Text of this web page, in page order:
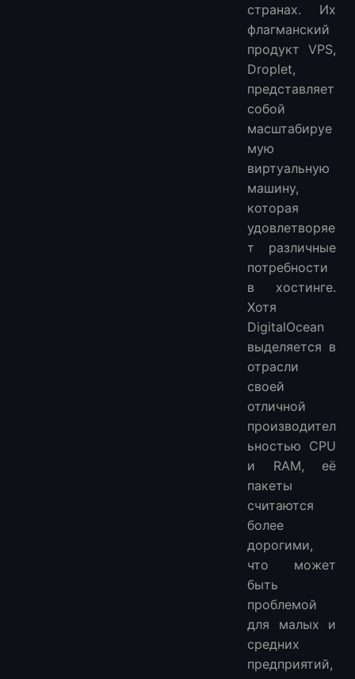
странах. Их
флагманский
продукт VPS,
Droplet,
представляет
собой
масштабируе
мую
виртуальную
машину,
которая
удовлетворяе
т различные
потребности
в хостинге.
Хотя
DigitalOcean
выделяется в
отрасли
своей
отличной
производител
ьностью CPU
и RAM, её
пакеты
считаются
более
дорогими,
что может
быть
проблемой
для малых и
средних
предприятий,